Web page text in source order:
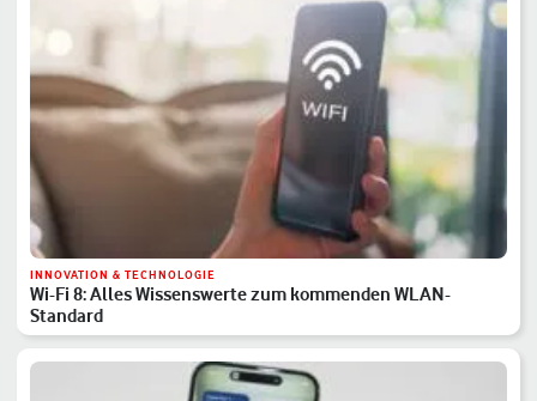
INNOVATION & TECHNOLOGIE
Wi-Fi 8: Alles Wissenswerte zum kommenden WLAN-
Standard